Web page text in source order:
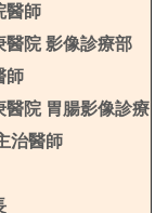
醫師
醫院 影像診療部
師
醫院 胃腸影像診療
治醫師